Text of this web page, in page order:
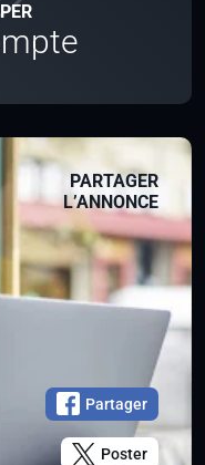
PARTAGER
L’ANNONCE
Partager
Poster